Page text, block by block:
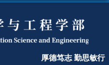
厚德笃志 勤思敏行